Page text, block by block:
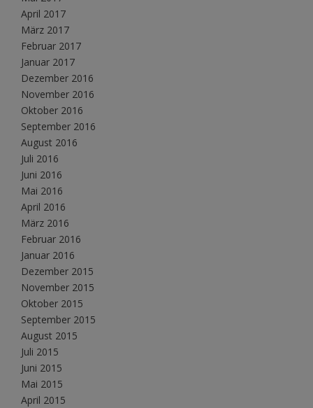
April 2017
März 2017
Februar 2017
Januar 2017
Dezember 2016
November 2016
Oktober 2016
September 2016
August 2016
Juli 2016
Juni 2016
Mai 2016
April 2016
März 2016
Februar 2016
Januar 2016
Dezember 2015
November 2015
Oktober 2015
September 2015
August 2015
Juli 2015
Juni 2015
Mai 2015
April 2015